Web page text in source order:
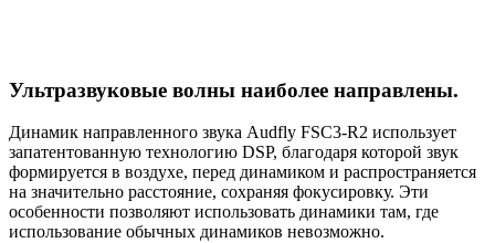
Ультразвуковые волны наиболее направлены.
Динамик направленного звука Audfly FSC3-R2 использует
запатентованную технологию DSP, благодаря которой звук
формируется в воздухе, перед динамиком и распространяется
на значительно расстояние, сохраняя фокусировку. Эти
особенности позволяют использовать динамики там, где
использование обычных динамиков невозможно.